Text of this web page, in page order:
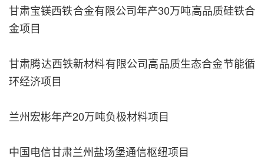
甘肃宝镁西铁合金有限公司年产30万吨高品质硅铁合
金项目
甘肃腾达西铁新材料有限公司高品质生态合金节能循
环经济项目
兰州宏彬年产20万吨负极材料项目
中国电信甘肃兰州盐场堡通信枢纽项目